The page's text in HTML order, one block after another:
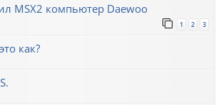
MSX2 компьютер Daewoo
1 2 3
как?